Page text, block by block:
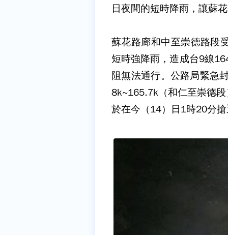
日夜間的短時降雨，讓蘇
蘇花路廊和中至崇德路段
短時強降雨，造成台9線
阻無法通行。公路局緊急
8k~165.7k（和仁至崇德
於在今（14）日1時20分